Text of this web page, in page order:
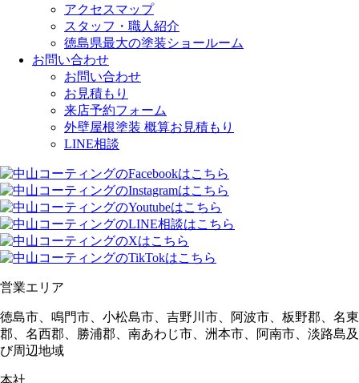
アクセスマップ
スタッフ・職人紹介
徳島県最大の塗装ショールーム
お問い合わせ
お問い合わせ
お見積もり
来店予約フォーム
外壁屋根塗装 概算お見積もり
LINE相談
営業エリア
徳島市、鳴門市、小松島市、吉野川市、阿波市、板野郡、名東
郡、名西郡、勝浦郡、南あわじ市、洲本市、阿南市、淡路島及
び周辺地域
本社